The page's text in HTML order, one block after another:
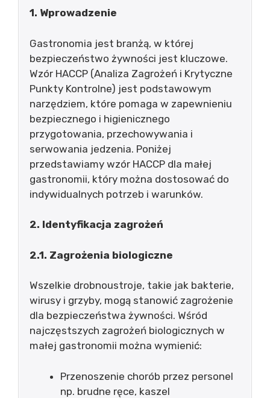
1. Wprowadzenie
Gastronomia jest branżą, w której
bezpieczeństwo żywności jest kluczowe.
Wzór HACCP (Analiza Zagrożeń i Krytyczne
Punkty Kontrolne) jest podstawowym
narzędziem, które pomaga w zapewnieniu
bezpiecznego i higienicznego
przygotowania, przechowywania i
serwowania jedzenia. Poniżej
przedstawiamy wzór HACCP dla małej
gastronomii, który można dostosować do
indywidualnych potrzeb i warunków.
2. Identyfikacja zagrożeń
2.1. Zagrożenia biologiczne
Wszelkie drobnoustroje, takie jak bakterie,
wirusy i grzyby, mogą stanowić zagrożenie
dla bezpieczeństwa żywności. Wśród
najczęstszych zagrożeń biologicznych w
małej gastronomii można wymienić:
Przenoszenie chorób przez personel
np. brudne ręce, kaszel